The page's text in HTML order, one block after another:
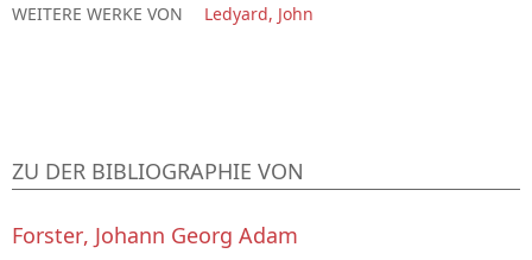
WEITERE WERKE VON
Ledyard, John
ZU DER BIBLIOGRAPHIE VON
Forster, Johann Georg Adam